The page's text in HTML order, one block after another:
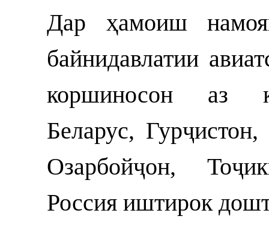
Дар ҳамоиш
байнидавлатии
коршиносон аз
Беларус,
Озарбойҷон,
Россия иштирок